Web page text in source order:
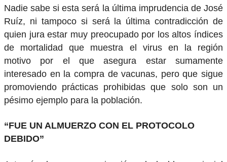
Nadie sabe si esta será la última imprudencia de José
Ruíz, ni tampoco si será la última contradicción de
quien jura estar muy preocupado por los altos índices
de mortalidad que muestra el virus en la región
motivo por el que asegura estar sumamente
interesado en la compra de vacunas, pero que sigue
promoviendo prácticas prohibidas que solo son un
pésimo ejemplo para la población.
“FUE UN ALMUERZO CON EL PROTOCOLO
DEBIDO”